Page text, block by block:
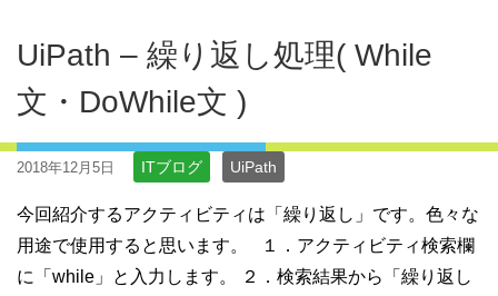
UiPath – 繰り返し処理( While
文・DoWhile文 )
2018年12月5日 ITブログ UiPath
今回紹介するアクティビティは「繰り返し」です。色々な
用途で使用すると思います。 １．アクティビティ検索欄
に「while」と入力します。 ２．検索結果から「繰り返し